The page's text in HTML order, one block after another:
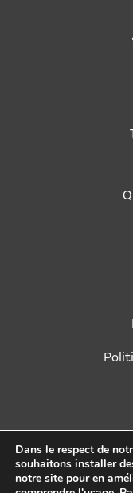
L’abus d’alcool est
Dans le respect de
souhaitons installer
notre site pour en